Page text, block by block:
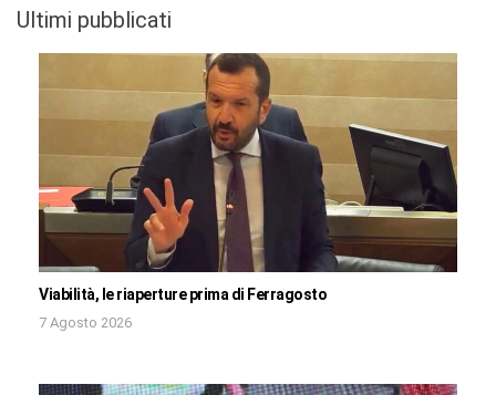
Ultimi pubblicati
Viabilità, le riaperture prima di Ferragosto
7 Agosto 2026